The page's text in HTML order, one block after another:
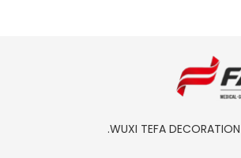
WUXI TEFA